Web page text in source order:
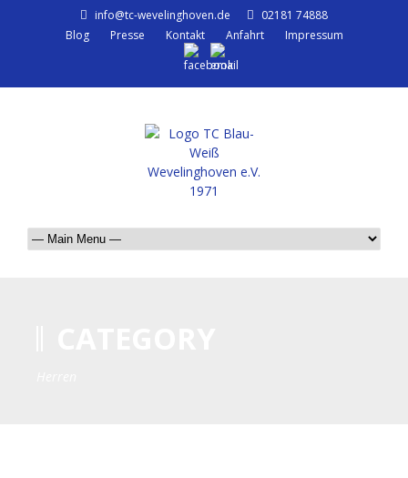
info@tc-wevelinghoven.de
02181 74888
Blog
Presse Kontakt Anfahrt Impressum